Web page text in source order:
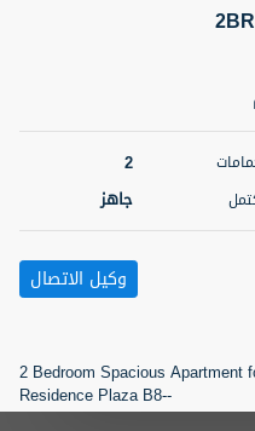
2BR Golf, Pool & Villa
مربع)
118.34
حالة
2
جاهز
وكيل الاتصال
2 Bedroom Spacious Apartment
Residence Plaza B8--
PRICE : AED 1.2 Million only
خريطة